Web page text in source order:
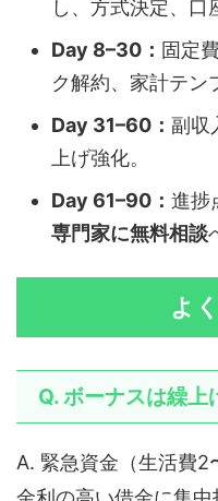
し、方式決定、口
Day 8–30： 固定
ク解約、家計テン
Day 31–60： 副収
上げ強化。
Day 61–90： 進捗
専門家に無料相談
よ
Q. ボーナスは繰上
A. 緊急資金（生活費2